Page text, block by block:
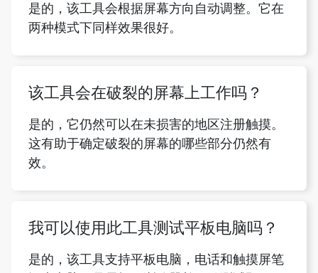
是的，该工具会根据屏幕方向自动调整。它在
两种模式下同样效果很好。
该工具会在破裂的屏幕上工作吗？
是的，它仍然可以在未损害的地区注册触摸。
这有助于确定破裂的屏幕的哪些部分仍然有
效。
我可以使用此工具测试平板电脑吗？
是的，该工具支持平板电脑，电话和触摸屏笔